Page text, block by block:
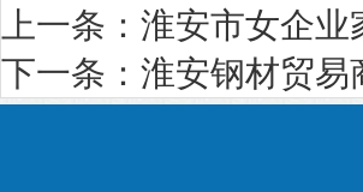
上一条： 淮安市女企业
下一条： 淮安钢材贸易